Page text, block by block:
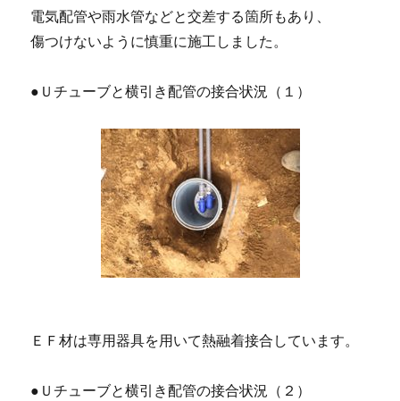
電気配管や雨水管などと交差する箇所もあり、
傷つけないように慎重に施工しました。
●Ｕチューブと横引き配管の接合状況（１）
ＥＦ材は専用器具を用いて熱融着接合しています。
●Ｕチューブと横引き配管の接合状況（２）